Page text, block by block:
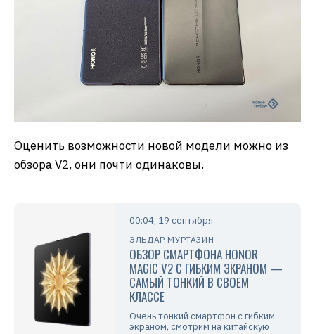
Оценить возможности новой модели можно из
обзора V2, они почти одинаковы.
00:04, 19 сентября
ЭЛЬДАР МУРТАЗИН
ОБЗОР СМАРТФОНА HONOR
MAGIC V2 С ГИБКИМ ЭКРАНОМ —
САМЫЙ ТОНКИЙ В СВОЕМ
КЛАССЕ
Очень тонкий смартфон с гибким
экраном, смотрим на китайскую